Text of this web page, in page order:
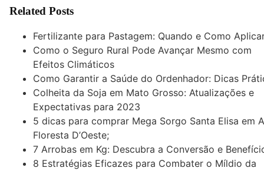
Related Posts
Fertilizante para Pastagem: Quando e Como
Como o Seguro Rural Pode Avançar Mesmo com
Efeitos Climáticos
Como Garantir a Saúde do Ordenhador: Dicas
Colheita da Soja em Mato Grosso: Atualizações e
Expectativas para 2023
5 dicas para comprar Mega Sorgo Santa Elisa em
Floresta D’Oeste;
7 Arrobas em Kg: Descubra a Conversão e
8 Estratégias Eficazes para Combater o Míldio da